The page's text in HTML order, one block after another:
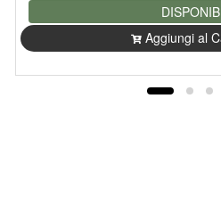
Aggiungi al